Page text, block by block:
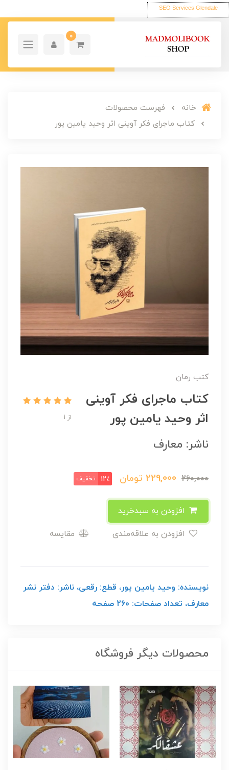
SEO Services Glendale
0
خانه
فهرست محصولات
کتاب ماجرای فکر آوینی اثر وحید یامین پور
کتب رمان
کتاب ماجرای فکر آوینی
اثر وحید یامین پور
از 1
ناشر: معارف
260,000
229,000 تومان 12٪ تخفیف
مقایسه
نویسنده: وحید یامین پور، قطع: رقعی، ناشر: دفتر نشر
معارف، تعداد صفحات: 260 صفحه
محصولات دیگر فروشگاه